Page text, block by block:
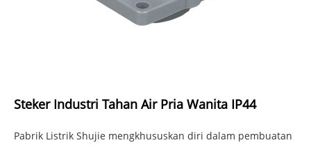
Steker Industri Tahan Air Pria Wanita IP44
Pabrik Listrik Shujie mengkhususkan diri dalam pembuatan